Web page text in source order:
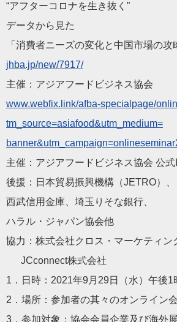
“アフターコロナを生き抜く”
データから見た
「消費者ニーズの変化と中国市場の攻
jhba.jp/new/7917/
主催：アジアフードビジネス協会
www.webfix.link/afba-specialpage/
tm_source=asiafood&utm_medium=
banner&utm_campaign=onlinesemi
主催：アジアフードビジネス協会 公式
後援：日本貿易振興機構（JETRO）、
西武信用金庫、埼玉りそな銀行、
ハラル・ジャパン協会他
協力：株式会社クロス・マーケティン
JCconnect株式会社
1．日時：2021年9月29日（水）午後1
2．場所：参加者の其々のオンライン
3．参加対象：協会会員企業及び海外